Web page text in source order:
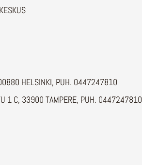
HELSINKI, PUH. 0447247810
1 C, 33900 TAMPERE, PUH. 0447247810